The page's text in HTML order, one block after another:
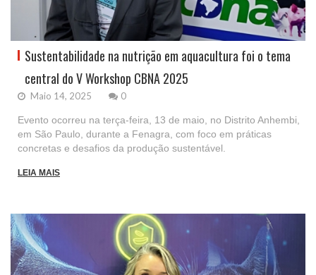
Sustentabilidade na nutrição em aquacultura foi o tema
central do V Workshop CBNA 2025
Maio 14, 2025 0
Evento ocorreu na terça-feira, 13 de maio, no Distrito Anhembi,
em São Paulo, durante a Fenagra, com foco em práticas
concretas e desafios da produção sustentável.
LEIA MAIS